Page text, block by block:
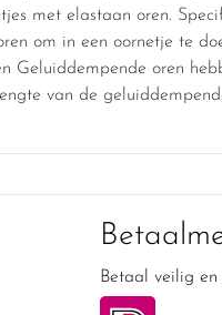
met elastaan oren.
om in een oornetje te
Geluiddempende oren
van de
Betaal veilig en